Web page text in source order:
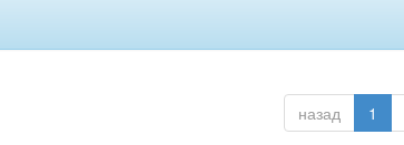
назад 1